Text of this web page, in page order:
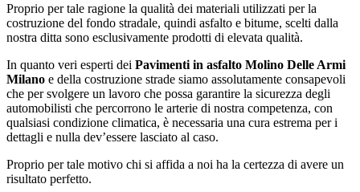
Proprio per tale ragione la qualità dei materiali utilizzati per la
costruzione del fondo stradale, quindi asfalto e bitume, scelti dalla
nostra ditta sono esclusivamente prodotti di elevata qualità.
In quanto veri esperti dei Pavimenti in asfalto Molino Delle Armi
Milano e della costruzione strade siamo assolutamente consapevoli
che per svolgere un lavoro che possa garantire la sicurezza degli
automobilisti che percorrono le arterie di nostra competenza, con
qualsiasi condizione climatica, è necessaria una cura estrema per i
dettagli e nulla dev’essere lasciato al caso.
Proprio per tale motivo chi si affida a noi ha la certezza di avere un
risultato perfetto.